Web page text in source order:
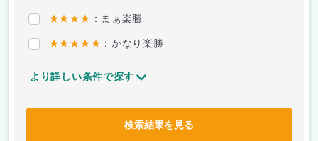
★★★★ ：まぁ楽勝
★★★★★ ：かなり楽勝
より詳しい条件で探す
検索結果を見る